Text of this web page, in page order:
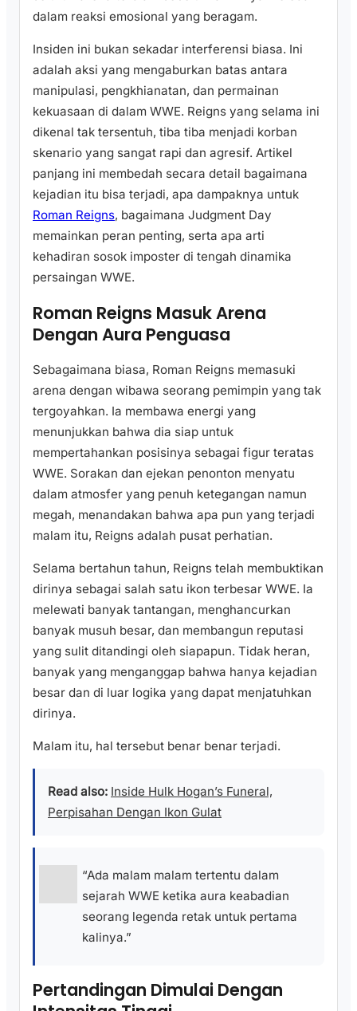
dalam reaksi emosional yang beragam.
Insiden ini bukan sekadar interferensi biasa. Ini
adalah aksi yang mengaburkan batas antara
manipulasi, pengkhianatan, dan permainan
kekuasaan di dalam WWE. Reigns yang selama ini
dikenal tak tersentuh, tiba tiba menjadi korban
skenario yang sangat rapi dan agresif. Artikel
panjang ini membedah secara detail bagaimana
kejadian itu bisa terjadi, apa dampaknya untuk
Roman Reigns, bagaimana Judgment Day
memainkan peran penting, serta apa arti
kehadiran sosok imposter di tengah dinamika
persaingan WWE.
Roman Reigns Masuk Arena
Dengan Aura Penguasa
Sebagaimana biasa, Roman Reigns memasuki
arena dengan wibawa seorang pemimpin yang tak
tergoyahkan. Ia membawa energi yang
menunjukkan bahwa dia siap untuk
mempertahankan posisinya sebagai figur teratas
WWE. Sorakan dan ejekan penonton menyatu
dalam atmosfer yang penuh ketegangan namun
megah, menandakan bahwa apa pun yang terjadi
malam itu, Reigns adalah pusat perhatian.
Selama bertahun tahun, Reigns telah membuktikan
dirinya sebagai salah satu ikon terbesar WWE. Ia
melewati banyak tantangan, menghancurkan
banyak musuh besar, dan membangun reputasi
yang sulit ditandingi oleh siapapun. Tidak heran,
banyak yang menganggap bahwa hanya kejadian
besar dan di luar logika yang dapat menjatuhkan
dirinya.
Malam itu, hal tersebut benar benar terjadi.
Read also: Inside Hulk Hogan’s Funeral,
Perpisahan Dengan Ikon Gulat
“Ada malam malam tertentu dalam
sejarah WWE ketika aura keabadian
seorang legenda retak untuk pertama
kalinya.”
Pertandingan Dimulai Dengan